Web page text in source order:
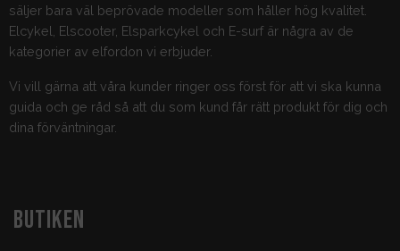
säljer bara väl beprövade modeller som håller hög kvalitet.
Elcykel, Elscooter, Elsparkcykel och E-surf är några av de
kategorier av elfordon vi erbjuder.
Vi vill gärna att våra kunder ringer oss först för att vi ska kunna
guida och ge råd så att du som kund får rätt produkt för dig och
dina förväntningar.
BUTIKEN